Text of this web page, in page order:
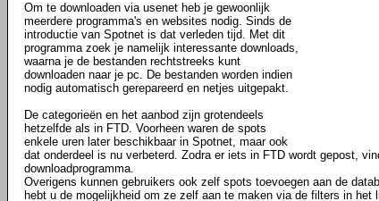
Om te downloaden via usenet heb je gewoonlijk
meerdere programma's en websites nodig. Sinds de
introductie van Spotnet is dat verleden tijd. Met dit
programma zoek je namelijk interessante downloads,
waarna je de bestanden rechtstreeks kunt
downloaden naar je pc. De bestanden worden indien
nodig automatisch gerepareerd en netjes uitgepakt.
De categorieën en het aanbod zijn grotendeels
hetzelfde als in FTD. Voorheen waren de spots
enkele uren later beschikbaar in Spotnet, maar ook
dat onderdeel is nu verbeterd. Zodra er iets in FTD wordt gepost,
downloadprogramma.
Overigens kunnen gebruikers ook zelf spots toevoegen aan de
hebt u de mogelijkheid om ze zelf aan te maken via de filters in het